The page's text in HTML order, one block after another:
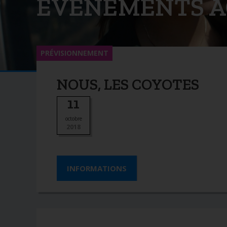
ÉVÉNEMENTS
NOUS, LES COYOTES
11
octobre
INFORMATIONS
PRÉVISIONNEMENT